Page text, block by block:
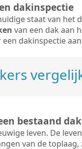
dakinspectie
staat van het
van een dak aan
een dakinspectie
bestaand dak
leven. De
van de